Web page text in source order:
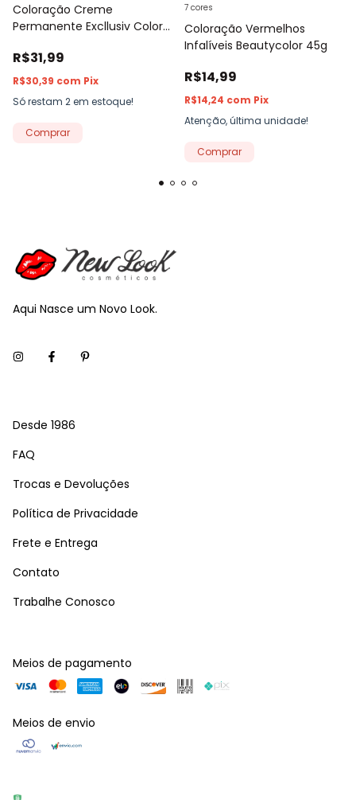
Coloração Creme
Permanente Excllusiv Color
R$31,99
R$30,39 com Pix
Só restam 2em estoque!
Comprar
Coloração Vermelhos
Infalíveis Beautycolor 45g
R$14,99
R$14,24 com Pix
Atenção, última unidade!
7 cores
Comprar
Aqui Nasce um Novo Look.
Desde 1986
FAQ
Trocas e Devoluções
Política de Privacidade
Frete e Entrega
Contato
Trabalhe Conosco
Meios de pagamento
Meios de envio